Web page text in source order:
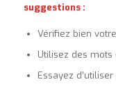
suggestions :
Vérifiez bien
Utilisez des
Essayez